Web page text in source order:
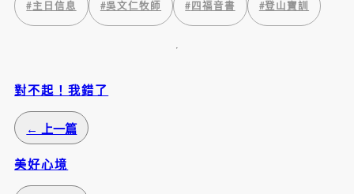
#主日信息 #吳文仁牧師 # 四福音書 #登山寶訓
對不起！我錯了
← 上一篇
美好心境